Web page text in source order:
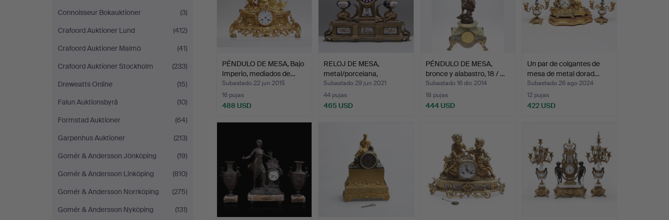
Connoisseur Bokauktioner
(3)
Crafoord Auktioner Lund
(412)
Crafoord Auktioner Malmö
(41)
Crafoord Auktioner Stockholm
(233)
Dreweatts Online
(15)
Falun Auktionsbyrå
(10)
Formstad Auktioner
(64)
Garpenhus Auktioner
(213)
Gomér & Andersson Jönköping
(19)
Gomér & Andersson Linköping
(810)
Gomér & Andersson Norrköping
(275)
Gomér & Andersson Nyköping
(131)
PÉNDULO DE MESA, Bajo
Imperio, mediados de…
Subastado 22 jun 2015
16 pujas
488 USD
RELOJ DE MESA,
metal/porcelana,
probableme…
Subastado 29 jun 2021
44 pujas
465 USD
PÉNDULO DE MESA,
bronce y alabastro, 18 / …
Subastado 16 dic 2014
18 pujas
444 USD
Un par de colgantes de
mesa de metal dorad…
Subastado 26 ago 2024
12 pujas
422 USD